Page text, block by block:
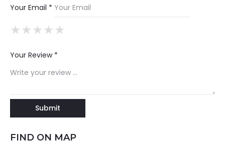
Your Email *
★
★★
★★★
★★★★
★★★★★
Your Review *
FIND ON MAP